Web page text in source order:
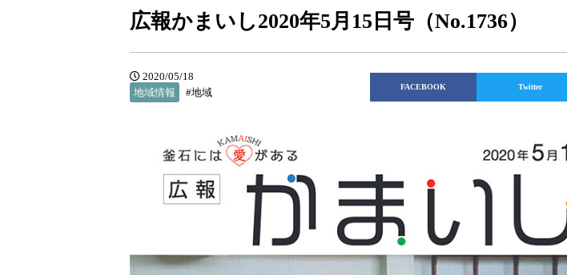
広報かまいし2020年5月15日号（No.1736）
2020/05/18
地域情報
#地域 FACEBOOK Twitter